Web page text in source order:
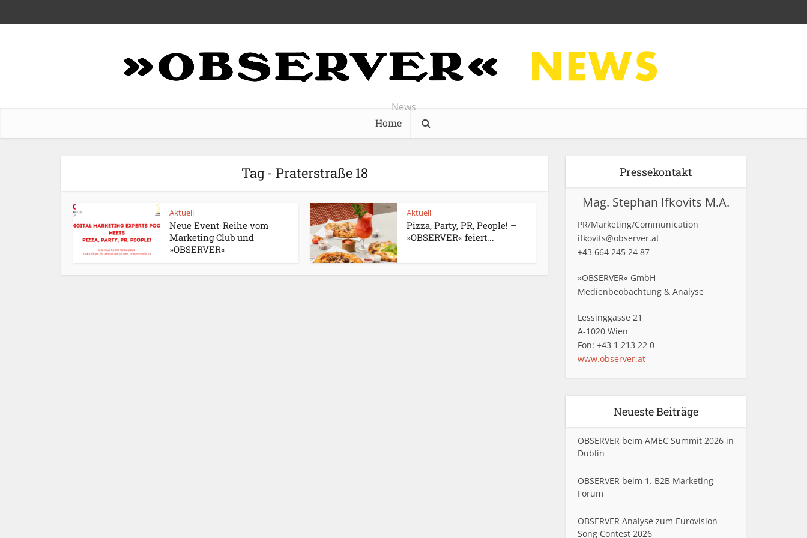
News
Home
Tag - Praterstraße 18
Aktuell
Neue Event-Reihe vom
Marketing Club und
»OBSERVER«
Aktuell
Pizza, Party, PR, People! –
»OBSERVER« feiert...
Pressekontakt
Mag. Stephan Ifkovits M.A.
PR/Marketing/Communication
ifkovits@observer.at
+43 664 245 24 87
»OBSERVER« GmbH
Medienbeobachtung & Analyse
Lessinggasse 21
A-1020 Wien
Fon: +43 1 213 22 0
www.observer.at
Neueste Beiträge
OBSERVER beim AMEC Summit 2026 in
Dublin
OBSERVER beim 1. B2B Marketing
Forum
OBSERVER Analyse zum Eurovision
Song Contest 2026